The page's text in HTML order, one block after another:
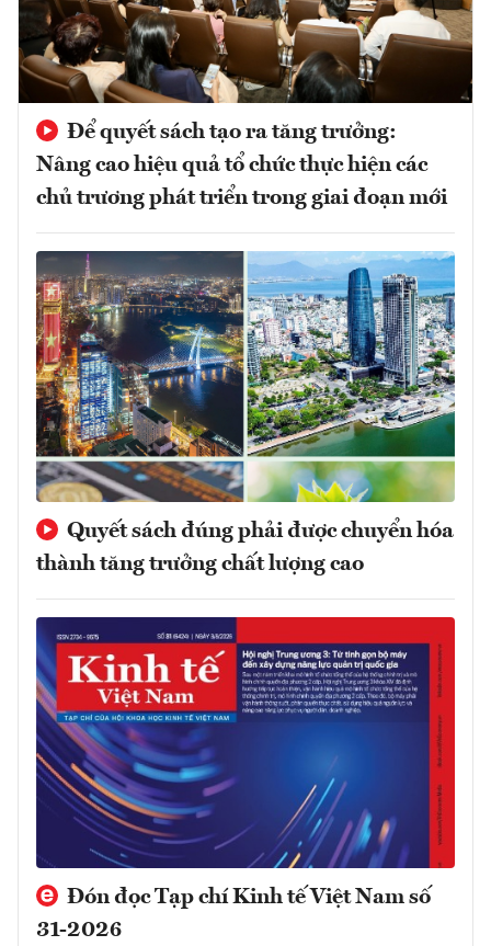
Để quyết sách tạo ra tăng trưởng:
Nâng cao hiệu quả tổ chức thực hiện các
chủ trương phát triển trong giai đoạn mới
Quyết sách đúng phải được chuyển hóa
thành tăng trưởng chất lượng cao
Đón đọc Tạp chí Kinh tế Việt Nam số
31-2026